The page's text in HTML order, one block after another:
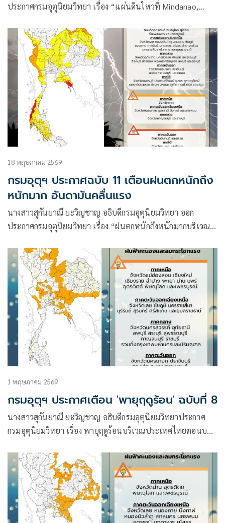
ประกาศกรมอุตุนิยมวิทยา เรื่อง “แผ่นดินไหวที่ Mindanao,
18 พฤษภาคม 2569
กรมอุตุฯ ประกาศฉบับ 11 เตือนฝนตกหนักถึง
หนักมาก อันดามันคลื่นแรง
นางสาวสุกันยาณี ยะวิญชาญ อธิบดีกรมอุตุนิยมวิทยา ออก
ประกาศกรมอุตุนิยมวิทยา เรื่อง “ฝนตกหนักถึงหนักมากบริเวณ
(มีผลกระทบจนถึงวันที่ 18 พฤษภาคม 2569) โดยมีใจความว่า
1 พฤษภาคม 2569
กรมอุตุฯ ประกาศเตือน 'พายุฤดูร้อน' ฉบับที่ 8
นางสาวสุกันยาณี ยะวิญชาญ อธิบดีกรมอุตุนิยมวิทยาประกาศ
กรมอุตุนิยมวิทยา เรื่อง พายุฤดูร้อนบริเวณประเทศไทยตอนบน
โดยมีใจความว่า